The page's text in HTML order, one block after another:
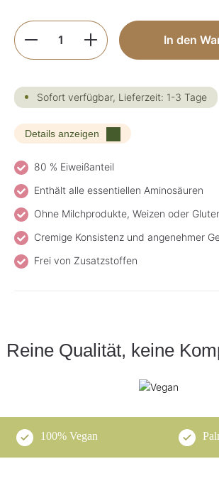
Produkt Anzahl: Gib den
In den
Sofort verfügbar, Lieferzeit: 1-3 Tage
Details anzeigen
80 % Eiweißanteil
Enthält alle essentiellen Aminosäuren
Ohne Milchprodukte, Weizen oder
Cremige Konsistenz und angenehmer
Frei von Zusatzstoffen
Reine Qualität, keine
100% Vegan